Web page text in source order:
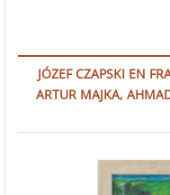
JÓZEF CZAPSKI EN
ARTUR MAJKA,